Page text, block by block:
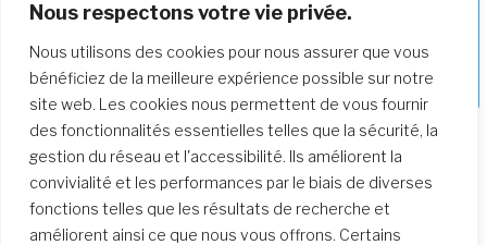
Nous respectons votre vie privée.
Nous utilisons des cookies pour nous assurer que vous
bénéficiez de la meilleure expérience possible sur notre
site web. Les cookies nous permettent de vous fournir
des fonctionnalités essentielles telles que la sécurité, la
gestion du réseau et l'accessibilité. Ils améliorent la
convivialité et les performances par le biais de diverses
fonctions telles que les résultats de recherche et
améliorent ainsi ce que nous vous offrons. Certains
Approfondir notre parcours de
formation